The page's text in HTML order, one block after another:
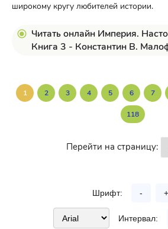
широкому кругу любителей истории.
Читать онлайн Империя.
Книга 3 - Константин В.
1 2 3 4 5 6 7
118
Перейти на страницу:
Шрифт: - +
Интервал: